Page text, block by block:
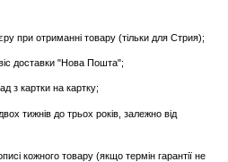
при отриманні товару (тільки для Стрия);
доставки "Нова Пошта";
з картки на картку;
тижнів до трьох років, залежно від
кожного товару (якщо термін гарантії не